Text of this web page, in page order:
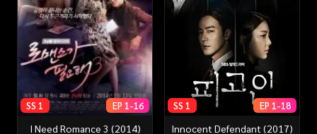
SS 1 EP 1-16
I Need Romance 3 (2014)
SS 1 EP 1-18
Innocent Defendant ‎(2017)